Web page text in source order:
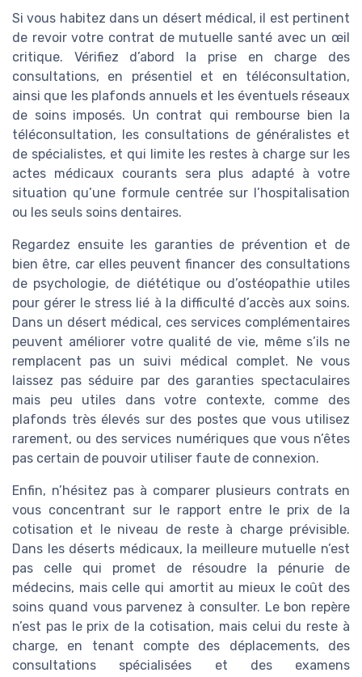
Si vous habitez dans un désert médical, il est pertinent
de revoir votre contrat de mutuelle santé avec un œil
critique. Vérifiez d’abord la prise en charge des
consultations, en présentiel et en téléconsultation,
ainsi que les plafonds annuels et les éventuels réseaux
de soins imposés. Un contrat qui rembourse bien la
téléconsultation, les consultations de généralistes et
de spécialistes, et qui limite les restes à charge sur les
actes médicaux courants sera plus adapté à votre
situation qu’une formule centrée sur l’hospitalisation
ou les seuls soins dentaires.
Regardez ensuite les garanties de prévention et de
bien être, car elles peuvent financer des consultations
de psychologie, de diététique ou d’ostéopathie utiles
pour gérer le stress lié à la difficulté d’accès aux soins.
Dans un désert médical, ces services complémentaires
peuvent améliorer votre qualité de vie, même s’ils ne
remplacent pas un suivi médical complet. Ne vous
laissez pas séduire par des garanties spectaculaires
mais peu utiles dans votre contexte, comme des
plafonds très élevés sur des postes que vous utilisez
rarement, ou des services numériques que vous n’êtes
pas certain de pouvoir utiliser faute de connexion.
Enfin, n’hésitez pas à comparer plusieurs contrats en
vous concentrant sur le rapport entre le prix de la
cotisation et le niveau de reste à charge prévisible.
Dans les déserts médicaux, la meilleure mutuelle n’est
pas celle qui promet de résoudre la pénurie de
médecins, mais celle qui amortit au mieux le coût des
soins quand vous parvenez à consulter. Le bon repère
n’est pas le prix de la cotisation, mais celui du reste à
charge, en tenant compte des déplacements, des
consultations spécialisées et des examens